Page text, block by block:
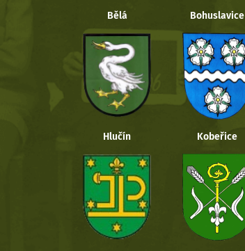
Bělá Bohuslavice
Hlučín Kobeřice